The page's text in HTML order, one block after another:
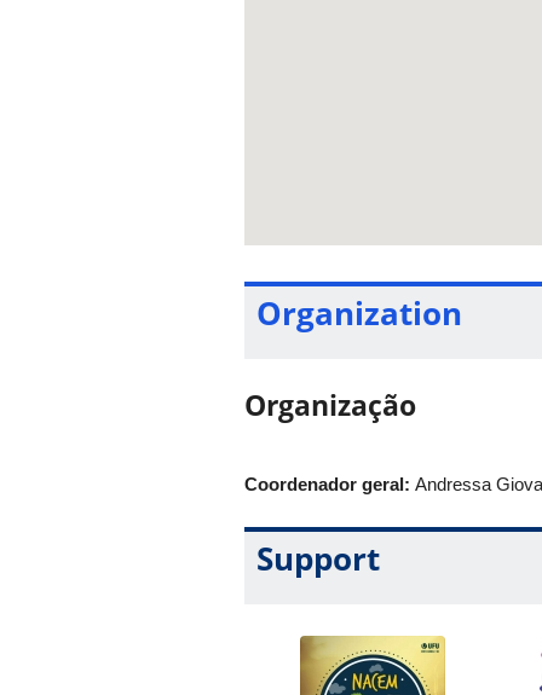
Organization
Organização
Coordenador geral: Andressa
Support